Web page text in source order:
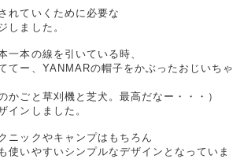
れていくために必要な
しました。
一本の線を引いている時、
てー、YANMARの帽子をかぶったおじいちゃ
かごと草刈機と芝犬。最高だなー・・・）
インしました。
ニックやキャンプはもちろん
使いやすいシンプルなデザインとなっていま